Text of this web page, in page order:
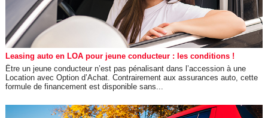
Leasing auto en LOA pour jeune conducteur : les conditions !
Être un jeune conducteur n’est pas pénalisant dans l’accession à une
Location avec Option d’Achat. Contrairement aux assurances auto, cette
formule de financement est disponible sans...